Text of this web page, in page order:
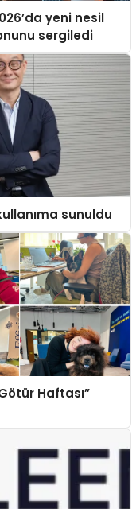
yeni nesil
sergiledi
sunuldu
Haftası”